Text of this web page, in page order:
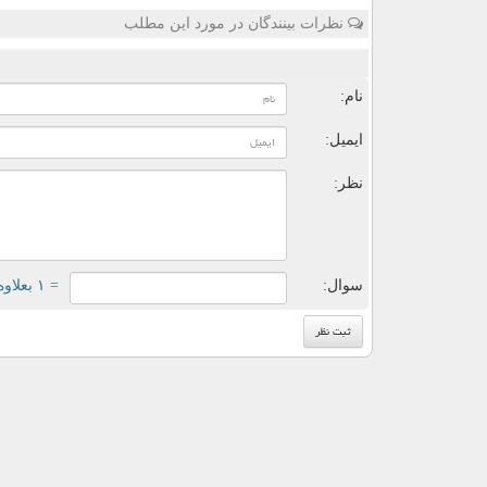
نظرات بینندگان در مورد این مطلب
نام:
ایمیل:
نظر:
سوال: = ۱ بعلاوه ۴